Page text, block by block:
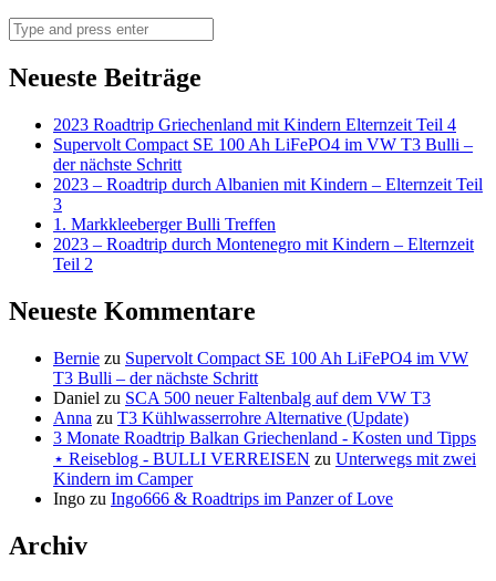
Search
Neueste Beiträge
2023 Roadtrip Griechenland mit Kindern Elternzeit Teil 4
Supervolt Compact SE 100 Ah LiFePO4 im VW T3 Bulli –
der nächste Schritt
2023 – Roadtrip durch Albanien mit Kindern – Elternzeit Teil
3
1. Markkleeberger Bulli Treffen
2023 – Roadtrip durch Montenegro mit Kindern – Elternzeit
Teil 2
Neueste Kommentare
Bernie zu Supervolt Compact SE 100 Ah LiFePO4 im VW
T3 Bulli – der nächste Schritt
Daniel zu SCA 500 neuer Faltenbalg auf dem VW T3
Anna zu T3 Kühlwasserrohre Alternative (Update)
3 Monate Roadtrip Balkan Griechenland - Kosten und Tipps
⋆ Reiseblog - BULLI VERREISEN zu Unterwegs mit zwei
Kindern im Camper
Ingo zu Ingo666 & Roadtrips im Panzer of Love
Archiv